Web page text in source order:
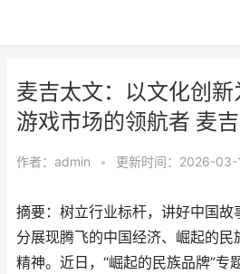
麦吉太文：以文化创
游戏市场的领航者 麦
作者： admin • 更新时间：2026-03-
摘要：树立行业标杆，讲好中国故
分展现腾飞的中国经济、崛起的民
精神。近日，“崛起的民族品牌”专